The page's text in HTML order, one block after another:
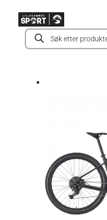
innholdProducts
search